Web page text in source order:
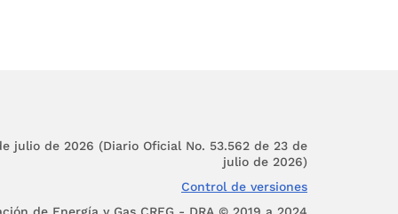
caso concreto,
julio de 2026 (Diario Oficial No. 53.562 de 23 de
julio de 2026)
Control de versiones